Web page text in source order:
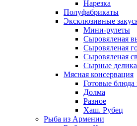
Нарезка
Полуфабрикаты
Эксклюзивные
Мини-рулеты
Сыровяленая
Сыровяленая
Сыровяленая
Сырные
Мясная консервация
Готовые блюда
Долма
Разное
Хаш. Рубец
Рыба из Армении